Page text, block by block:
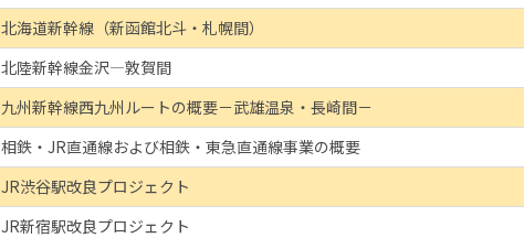
北海道新幹線（新函館北斗・札幌間）
北陸新幹線金沢―敦賀間
九州新幹線西九州ルートの概要－武雄温泉・長崎間－
相鉄・JR直通線および相鉄・東急直通線事業の概要
JR渋谷駅改良プロジェクト
JR新宿駅改良プロジェクト